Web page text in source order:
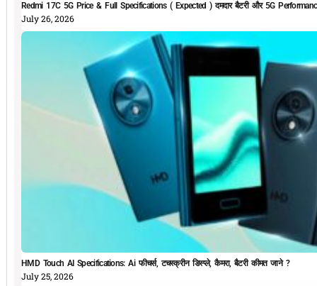
Redmi 17C 5G Price & Full Specifications ( Expected ) दमदार बैटरी और 5G
July 26, 2026
HMD Touch AI Specifications: Ai फीचर्स, टचस्क्रीन डिस्प्ले, कैमरा, बैटरी कीमत जाने ?
July 25, 2026